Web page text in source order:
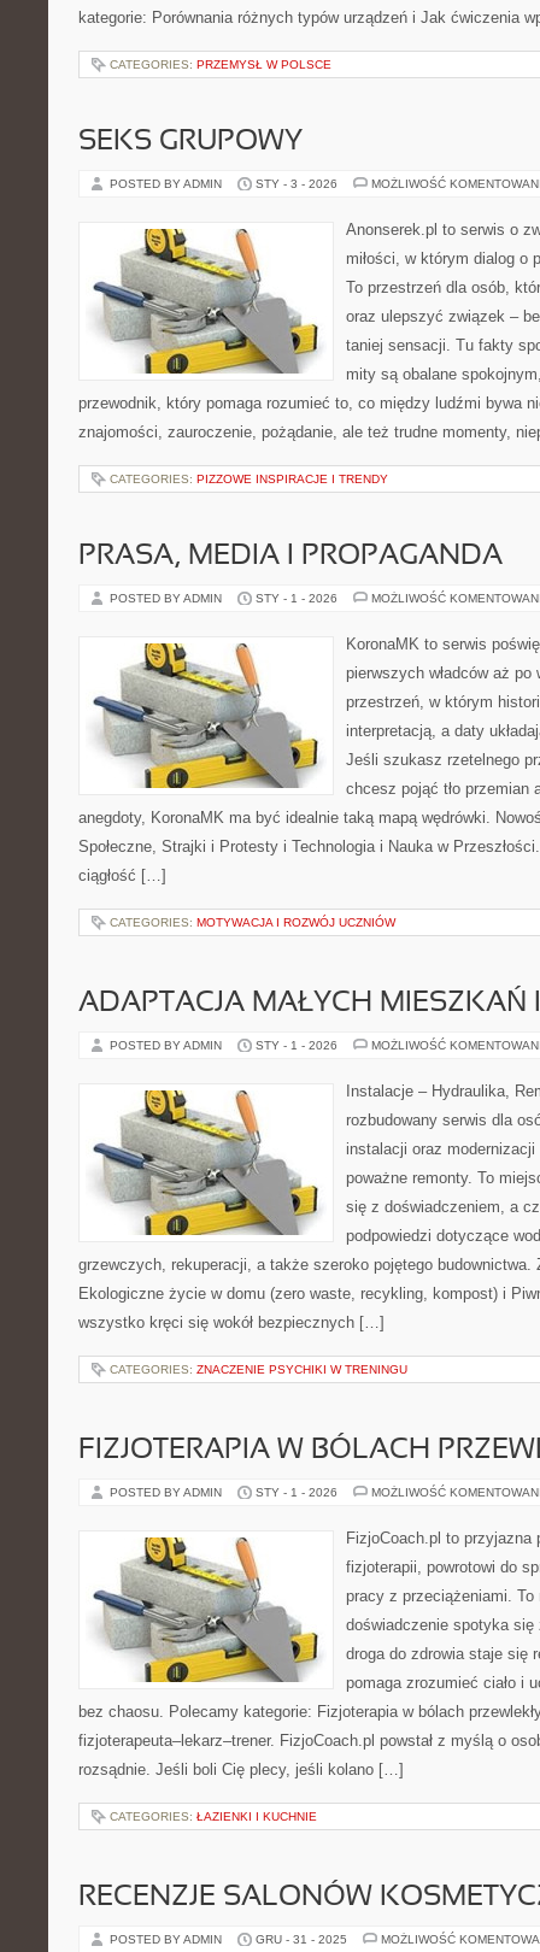
kategorie: Porównania różnych typów urządzeń i Jak ćwiczenia
CATEGORIES: PRZEMYSŁ W POLSCE
SEKS GRUPOWY
POSTED BY ADMIN STY - 3 - 2026 MOŻLIWOŚĆ
Anonserek.pl to serwis o
miłości, w którym dialog o
To przestrzeń dla osób,
oraz ulepszyć związek –
taniej sensacji. Tu fakty
mity są obalane
przewodnik, który pomaga rozumieć to, co między ludźmi bywa
znajomości, zauroczenie, pożądanie, ale też trudne momenty,
CATEGORIES: PIZZOWE INSPIRACJE I TRENDY
PRASA, MEDIA I PROPAGANDA
POSTED BY ADMIN STY - 1 - 2026 MOŻLIWOŚĆ
KoronaMK to serwis
pierwszych władców aż po
przestrzeń, w którym
interpretacją, a daty
Jeśli szukasz rzetelnego
chcesz pojąć tło przemian
anegdoty, KoronaMK ma być idealnie taką mapą wędrówki.
Społeczne, Strajki i Protesty i Technologia i Nauka w
ciągłość […]
CATEGORIES: MOTYWACJA I ROZWÓJ UCZNIÓW
ADAPTACJA MAŁYCH MIESZKAŃ
POSTED BY ADMIN STY - 1 - 2026 MOŻLIWOŚĆ
Instalacje – Hydraulika,
rozbudowany serwis dla
instalacji oraz modernizacji
poważne remonty. To
się z doświadczeniem, a
podpowiedzi dotyczące
grzewczych, rekuperacji, a także szeroko pojętego budownictwa.
Ekologiczne życie w domu (zero waste, recykling, kompost) i
wszystko kręci się wokół bezpiecznych […]
CATEGORIES: ZNACZENIE PSYCHIKI W TRENINGU
FIZJOTERAPIA W BÓLACH
POSTED BY ADMIN STY - 1 - 2026 MOŻLIWOŚĆ
FizjoCoach.pl to przyjazna
fizjoterapii, powrotowi do
pracy z przeciążeniami.
doświadczenie spotyka
droga do zdrowia staje się
pomaga zrozumieć ciało i
bez chaosu. Polecamy kategorie: Fizjoterapia w bólach
fizjoterapeuta–lekarz–trener. FizjoCoach.pl powstał z myślą o
rozsądnie. Jeśli boli Cię plecy, jeśli kolano […]
CATEGORIES: ŁAZIENKI I KUCHNIE
RECENZJE SALONÓW
POSTED BY ADMIN GRU - 31 - 2025 MOŻLIWOŚĆ